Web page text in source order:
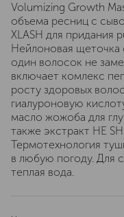
Volumizing Growth
объема ресниц с
XLASH для придания
Нейлоновая щеточка
один волосок не
включает комлекс
росту здоровых
гиалуроновую
масло жожоба для
также экстракт HE
Термотехнология
в любую погоду. Для
теплая вода.